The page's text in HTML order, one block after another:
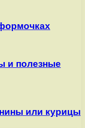
и полезные
или курицы